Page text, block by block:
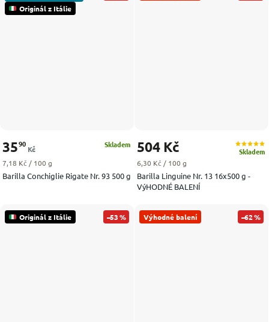
Originál z Itálie
Barilla Conchiglie Rigate Nr. 93 500 g
Skladem
3590
Kč
Měrná cena:
7,18 Kč / 100 g
Barilla Linguine Nr. 13 16x500 g -
VýHODNÉ BALENÍ
Skladem
504 Kč
Měrná cena:
6,30 Kč / 100 g
Originál z Itálie –53 % Výhodné balení –62 %